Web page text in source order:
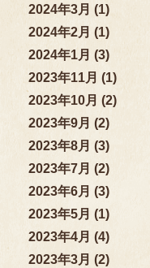
2024年3月 (1)
2024年2月 (1)
2024年1月 (3)
2023年11月 (1)
2023年10月 (2)
2023年9月 (2)
2023年8月 (3)
2023年7月 (2)
2023年6月 (3)
2023年5月 (1)
2023年4月 (4)
2023年3月 (2)